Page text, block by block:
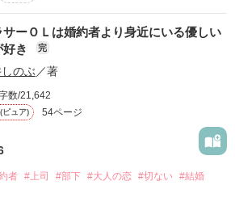
わい短編コンテスト
稿サイト合同企画「1話からの長編大
動画あり
、始めます。
」
えを疑って。
当とは限らない。
は、足りません。
サーＯＬは婚約者より身近にいる優しい
き
完
のぶ／著
数/21,642
ピュア) 54ページ
者 #上司 #部下 #大人の恋 #切ない #結婚